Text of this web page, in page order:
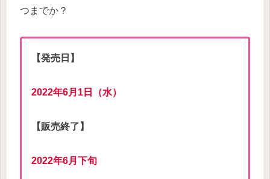
つまでか？
【発売日】
2022年6月1日（水）
【販売終了】
2022年6月下旬